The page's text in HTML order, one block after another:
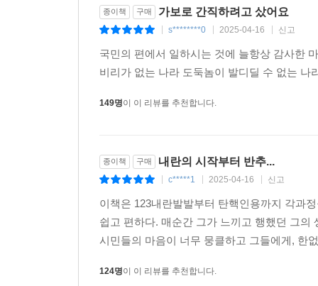
종이책 구매 가보로 간직하려고 샀어요
s********0 2025-04-16 신고
국민의 편에서 일하시는 것에 늘항상 감사한
비리가 없는 나라 도둑놈이 발디딜 수 없는
149명이 이 리뷰를 추천합니다.
종이책 구매 내란의 시작부터 반추...
c*****1 2025-04-16 신고
이책은 123내란발발부터 탄핵인용까지 각과
쉽고 편하다. 매순간 그가 느끼고 행했던 그
시민들의 마음이 너무 뭉클하고 그들에게, 한
124명이 이 리뷰를 추천합니다.